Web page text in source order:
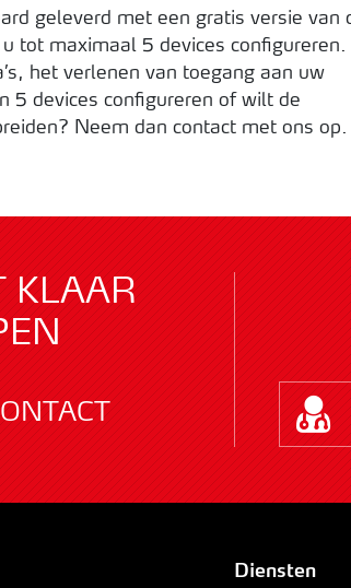
geleverd met een gratis versie van
tot maximaal 5 devices configureren.
het verlenen van toegang aan uw
5 devices configureren of wilt de
Neem dan contact met ons op.
KLAAR
Diensten